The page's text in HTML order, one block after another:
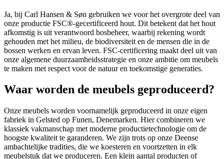
Ja, bij Carl Hansen & Søn gebruiken we voor het overgrote deel van
onze productie FSC®-gecertificeerd hout. Dit betekent dat het hout
afkomstig is uit verantwoord bosbeheer, waarbij rekening wordt
gehouden met het milieu, de biodiversiteit en de mensen die in de
bossen werken en ervan leven. FSC-certificering maakt deel uit van
onze algemene duurzaamheidsstrategie en onze ambitie om meubels
te maken met respect voor de natuur en toekomstige generaties.
Waar worden de meubels geproduceerd?
Onze meubels worden voornamelijk geproduceerd in onze eigen
fabriek in Gelsted op Funen, Denemarken. Hier combineren we
klassiek vakmanschap met moderne productietechnologie om de
hoogste kwaliteit te garanderen. We zijn trots op onze Deense
ambachtelijke tradities, die we koesteren en voortzetten in elk
meubelstuk dat we produceren. Een klein aantal producten of